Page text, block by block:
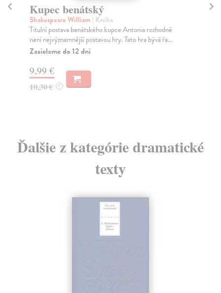
Richard III.
Shakespeare William | Kniha
Jedno z nejpůsobivějších Shakespearových
historických dramat, které vypráví krvavou cestu
Richarda I...
9,60 €
Ďalšie z kategórie dramatické
texty